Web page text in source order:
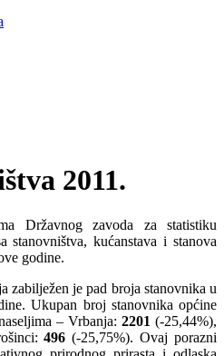
2011.
Državnog zavoda za statistiku
stanovništva, kućanstava i stanova
godine.
zabilježen je pad broja stanovnika u
Ukupan broj stanovnika općine
– Vrbanja:2201 (-25,44%),
496 (-25,75%). Ovaj porazni